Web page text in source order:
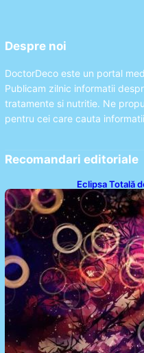
Despre noi
DoctorDeco este un portal
Publicam zilnic informatii
tratamente si nutritie. Ne
pentru cei care cauta
Recomandari editoriale
Eclipsa Totală
Analiză a
18 Ani